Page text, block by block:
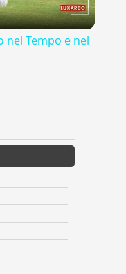
nel Tempo e nel